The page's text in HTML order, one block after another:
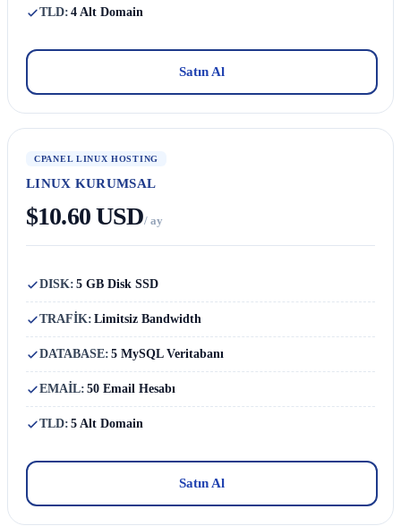
TLD: 4 Alt Domain
Satın Al
CPANEL LINUX HOSTING
LINUX KURUMSAL
$10.60 USD/ ay
DISK: 5 GB Disk SSD
TRAFİK: Limitsiz Bandwidth
DATABASE: 5 MySQL Veritabanı
EMAİL: 50 Email Hesabı
TLD: 5 Alt Domain
Satın Al